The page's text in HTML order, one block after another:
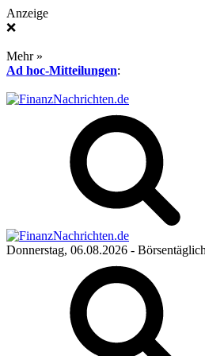
Anzeige
❌
Mehr »
Ad hoc-Mitteilungen:
Donnerstag, 06.08.2026 -